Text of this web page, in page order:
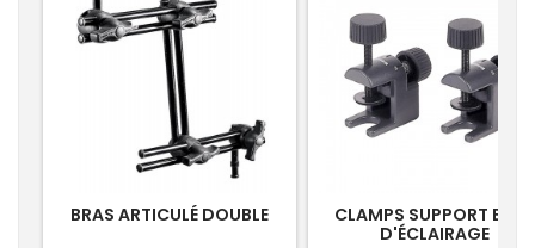
BRAS ARTICULÉ DOUBLE
CLAMPS SUPPORT BRAS
D'ÉCLAIRAGE